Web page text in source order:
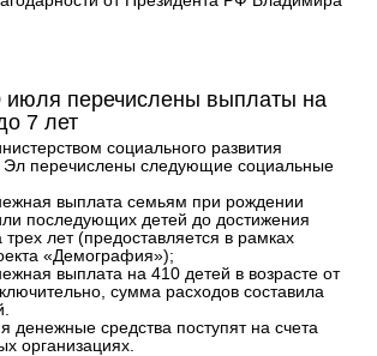
перечислены выплаты на
7 лет
социального развития
Эл перечислены следующие социальные
выплата семьям при рождении
последующих детей до достижения
трех лет (предоставляется в рамках
«Демография»);
выплата на 410 детей в возрасте от
сумма расходов составила
денежные средства поступят на счета
организациях.